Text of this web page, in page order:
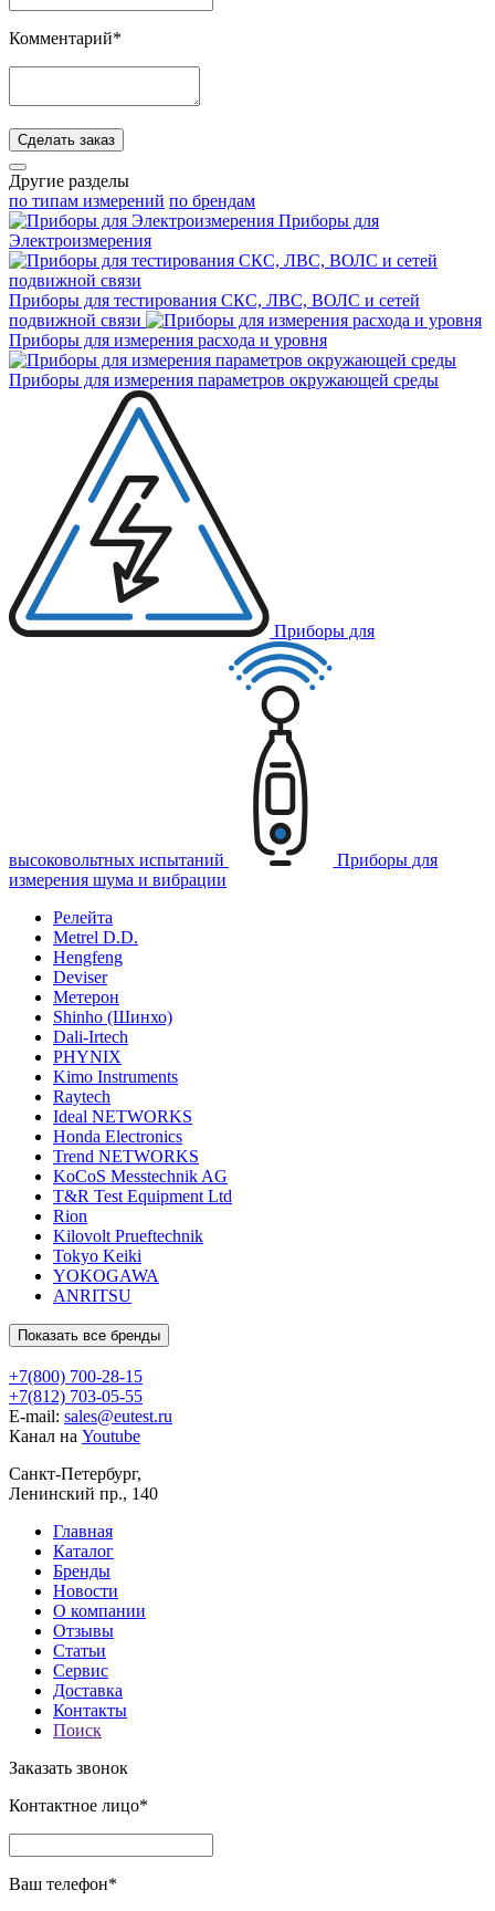
Комментарий*
Сделать заказ
Другие разделы
по типам измерений по брендам
Приборы для
Электроизмерения
Приборы для тестирования СКС, ЛВС, ВОЛС и сетей
подвижной связи
Приборы для измерения расхода и уровня
Приборы для измерения параметров окружающей среды
Приборы для
высоковольтных испытаний
Приборы для
измерения шума и вибрации
Релейта
Metrel D.D.
Hengfeng
Deviser
Метерон
Shinho (Шинхо)
Dali-Irtech
PHYNIX
Kimo Instruments
Raytech
Ideal NETWORKS
Honda Electronics
Trend NETWORKS
KoCoS Messtechnik AG
T&R Test Equipment Ltd
Rion
Kilovolt Prueftechnik
Tokyo Keiki
YOKOGAWA
ANRITSU
Показать все бренды
+7(800) 700-28-15
+7(812) 703-05-55
E-mail: sales@eutest.ru
Канал на Youtube
Санкт-Петербург,
Ленинский пр., 140
Главная
Каталог
Бренды
Новости
О компании
Отзывы
Статьи
Сервис
Доставка
Контакты
Поиск
Заказать звонок
Контактное лицо*
Ваш телефон*